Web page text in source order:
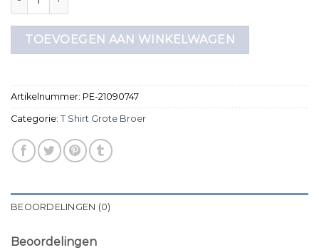
TOEVOEGEN AAN WINKELWAGEN
Artikelnummer: PE-21090747
Categorie: T Shirt Grote Broer
BEOORDELINGEN (0)
Beoordelingen